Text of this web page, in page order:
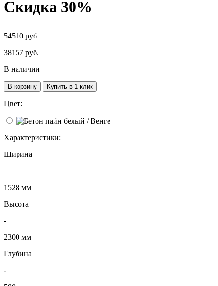
Скидка 30%
54510 руб.
38157 руб.
В наличии
В корзину Купить в 1 клик
Цвет:
Характеристики:
Ширина
-
1528 мм
Высота
-
2300 мм
Глубина
-